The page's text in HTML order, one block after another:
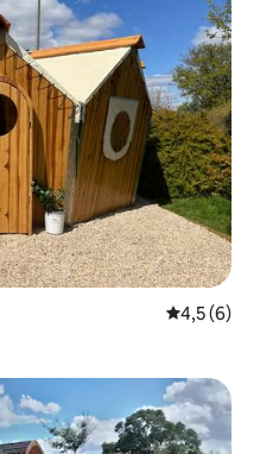
Średnia
4,5 (6)